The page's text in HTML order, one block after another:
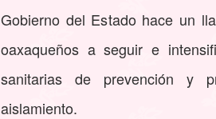
Gobierno del Estado hace un
oaxaqueños a seguir e
sanitarias de prevención y
aislamiento.